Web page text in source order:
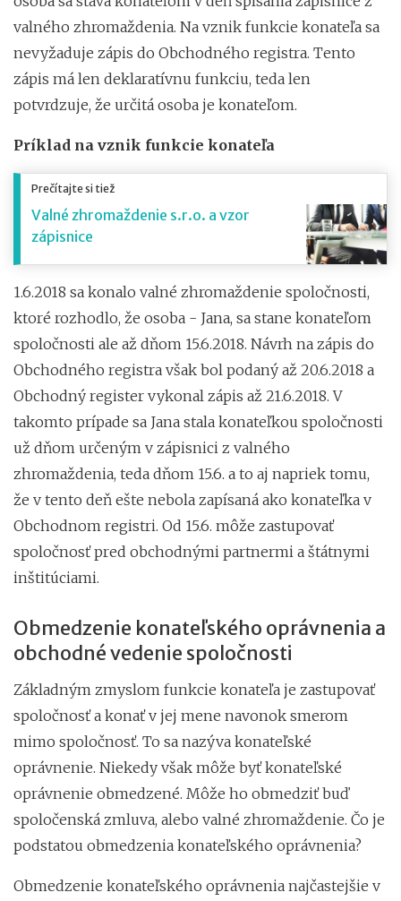
valného zhromaždenia. Na vznik funkcie konateľa sa
nevyžaduje zápis do Obchodného registra. Tento
zápis má len deklaratívnu funkciu, teda len
potvrdzuje, že určitá osoba je konateľom.
Príklad na vznik funkcie konateľa
Prečítajte si tiež
Valné zhromaždenie s.r.o. a vzor
zápisnice
1.6.2018 sa konalo valné zhromaždenie spoločnosti,
ktoré rozhodlo, že osoba - Jana, sa stane konateľom
spoločnosti ale až dňom 15.6.2018. Návrh na zápis do
Obchodného registra však bol podaný až 20.6.2018 a
Obchodný register vykonal zápis až 21.6.2018. V
takomto prípade sa Jana stala konateľkou spoločnosti
už dňom určeným v zápisnici z valného
zhromaždenia, teda dňom 15.6. a to aj napriek tomu,
že v tento deň ešte nebola zapísaná ako konateľka v
Obchodnom registri. Od 15.6. môže zastupovať
spoločnosť pred obchodnými partnermi a štátnymi
inštitúciami.
Obmedzenie konateľského oprávnenia a
obchodné vedenie spoločnosti
Základným zmyslom funkcie konateľa je zastupovať
spoločnosť a konať v jej mene navonok smerom
mimo spoločnosť. To sa nazýva konateľské
oprávnenie. Niekedy však môže byť konateľské
oprávnenie obmedzené. Môže ho obmedziť buď
spoločenská zmluva, alebo valné zhromaždenie. Čo je
podstatou obmedzenia konateľského oprávnenia?
Obmedzenie konateľského oprávnenia najčastejšie v